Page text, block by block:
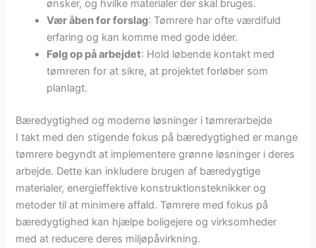
ønsker, og hvilke materialer der skal bruges.
Vær åben for forslag: Tømrere har ofte værdifuld
erfaring og kan komme med gode idéer.
Følg op på arbejdet: Hold løbende kontakt med
tømreren for at sikre, at projektet forløber som
planlagt.
Bæredygtighed og moderne løsninger i tømrerarbejde
I takt med den stigende fokus på bæredygtighed er mange
tømrere begyndt at implementere grønne løsninger i deres
arbejde. Dette kan inkludere brugen af bæredygtige
materialer, energieffektive konstruktionsteknikker og
metoder til at minimere affald. Tømrere med fokus på
bæredygtighed kan hjælpe boligejere og virksomheder
med at reducere deres miljøpåvirkning.